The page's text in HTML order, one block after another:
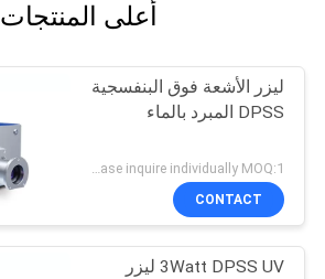
أعلى المنتجات
ليزر الأشعة فوق البنفسجية
DPSS المبرد بالماء
Please inquire individually MOQ:1
CONTACT
3Watt DPSS UV ليزر